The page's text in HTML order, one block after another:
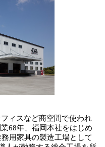
ィスなど商空間で使われ
68年、福岡本社をはじめ
用家具の製造工場として